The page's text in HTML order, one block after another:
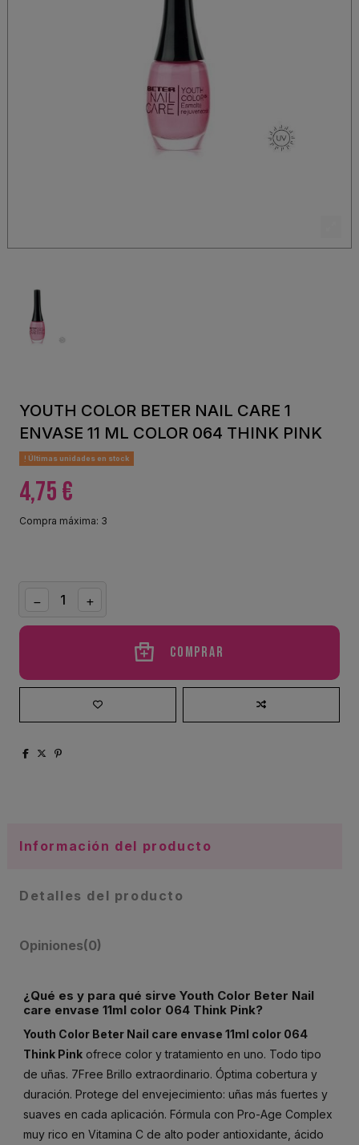
YOUTH COLOR BETER NAIL CARE 1
ENVASE 11 ML COLOR 064 THINK PINK
Últimas unidades en stock
4,75 €
Compra máxima: 3
Comprar
Información del producto
Detalles del producto
Opiniones(0)
¿Qué es y para qué sirve Youth Color Beter Nail
care envase 11ml color 064 Think Pink?
Youth Color Beter Nail care envase 11ml color 064
Think Pink ofrece color y tratamiento en uno. Todo tipo
de uñas. 7Free Brillo extraordinario. Óptima cobertura y
duración. Protege del envejecimiento: uñas más fuertes y
suaves en cada aplicación. Fórmula con Pro-Age Complex
muy rico en Vitamina C de alto poder antioxidante, ácido